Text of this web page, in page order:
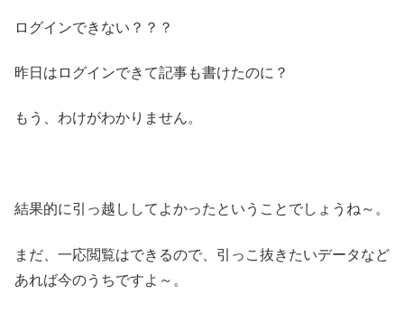
ログインできない？？？
昨日はログインできて記事も書けたのに？
もう、わけがわかりません。
結果的に引っ越ししてよかったということでしょうね～。
まだ、一応閲覧はできるので、引っこ抜きたいデータなど
あれば今のうちですよ～。